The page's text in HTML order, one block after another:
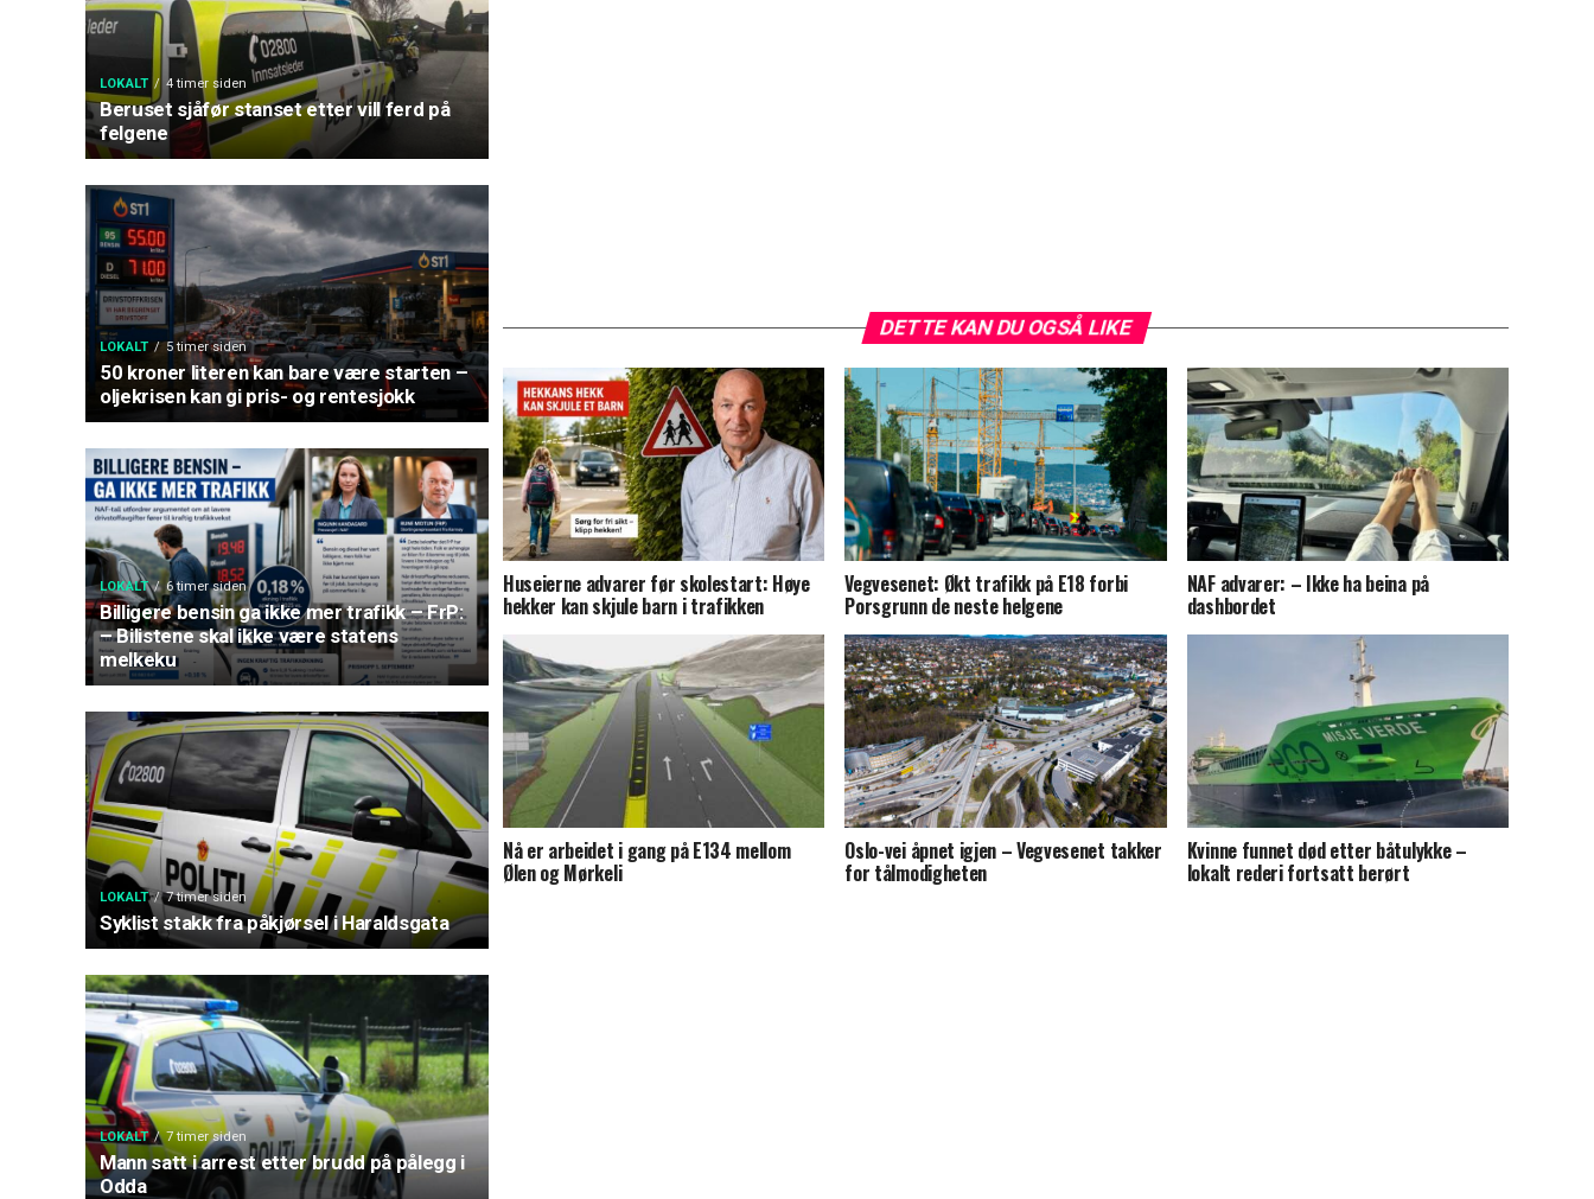
LOKALT 4 timer siden
Beruset sjåfør stanset etter vill ferd på
felgene
LOKALT 5 timer siden
50 kroner literen kan bare være starten –
oljekrisen kan gi pris- og rentesjokk
LOKALT 6 timer siden
Billigere bensin ga ikke mer trafikk – FrP:
– Bilistene skal ikke være statens
melkeku
LOKALT 7 timer siden
Syklist stakk fra påkjørsel i Haraldsgata
LOKALT 7 timer siden
Mann satt i arrest etter brudd på pålegg i
Odda
DETTE KAN DU OGSÅ LIKE
Huseierne advarer før skolestart: Høye
hekker kan skjule barn i trafikken
Vegvesenet: Økt trafikk på E18 forbi
Porsgrunn de neste helgene
NAF advarer: – Ikke ha beina på
dashbordet
Nå er arbeidet i gang på E134 mellom
Ølen og Mørkeli
Oslo-vei åpnet igjen – Vegvesenet takker
for tålmodigheten
Kvinne funnet død etter båtulykke –
lokalt rederi fortsatt berørt